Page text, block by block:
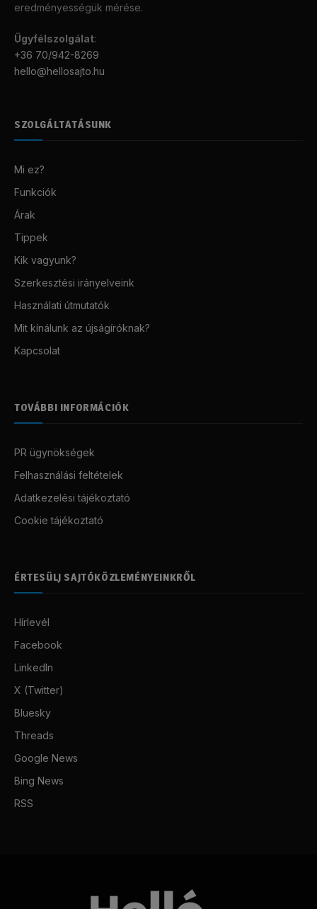
eredményességük mérése.
Ügyfélszolgálat:
+36 70/942-8269
hello@hellosajto.hu
SZOLGÁLTATÁSUNK
Mi ez?
Funkciók
Árak
Tippek
Kik vagyunk?
Szerkesztési irányelveink
Használati útmutatók
Mit kínálunk az újságíróknak?
Kapcsolat
TOVÁBBI INFORMÁCIÓK
PR ügynökségek
Felhasználási feltételek
Adatkezelési tájékoztató
Cookie tájékoztató
ÉRTESÜLJ SAJTÓKÖZLEMÉNYEINKRŐL
Hírlevél
Facebook
LinkedIn
X (Twitter)
Bluesky
Threads
Google News
Bing News
RSS